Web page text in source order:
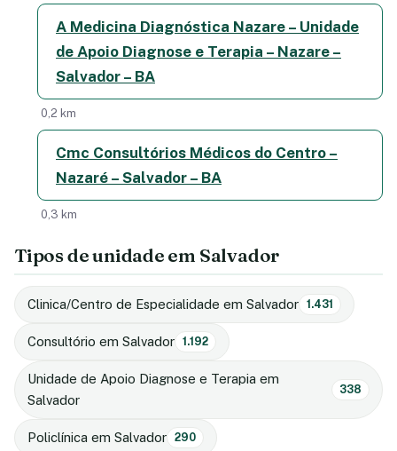
A Medicina Diagnóstica Nazare – Unidade
de Apoio Diagnose e Terapia – Nazare –
Salvador – BA
0,2 km
Cmc Consultórios Médicos do Centro –
Nazaré – Salvador – BA
0,3 km
Tipos de unidade em Salvador
Clinica/Centro de Especialidade em Salvador 1.431
Consultório em Salvador 1.192
Unidade de Apoio Diagnose e Terapia em
Salvador
338
Policlínica em Salvador 290